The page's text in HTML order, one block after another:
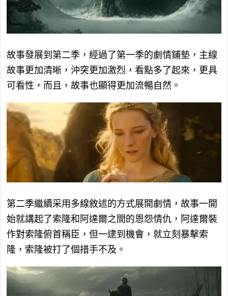
故事發展到第二季，經過了第一季的劇情鋪墊，主線
故事更加清晰，沖突更加激烈，看點多了起來，更具
可看性，而且，故事也顯得更加流暢自然。
第二季繼續采用多線敘述的方式展開劇情，故事一開
始就講起了索隆和阿達爾之間的恩怨情仇，阿達爾裝
作對索隆俯首稱臣，但一逮到機會，就立刻暴擊索
隆，索隆被打了個措手不及。